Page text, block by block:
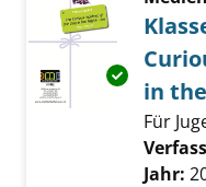
in
Für
Jahr: